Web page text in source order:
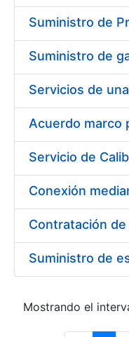
Mostrando el